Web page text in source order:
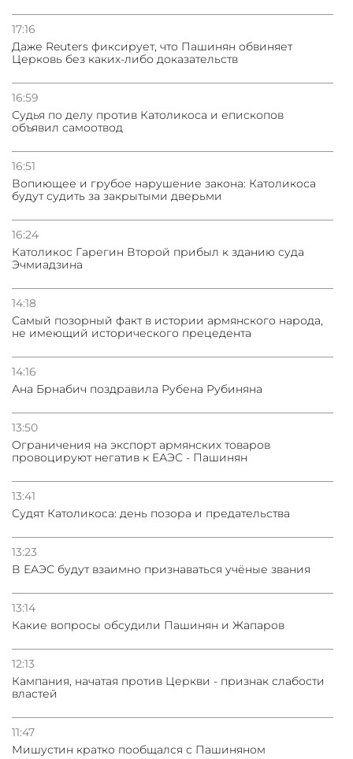
17:16
Даже Reuters фиксирует, что Пашинян обвиняет
Церковь без каких-либо доказательств
16:59
Судья по делу против Католикоса и епископов
объявил самоотвод
16:51
Вопиющее и грубое нарушение закона: Католикоса
будут судить за закрытыми дверьми
16:24
Католикос Гарегин Второй прибыл к зданию суда
Эчмиадзина
14:18
Самый позорный факт в истории армянского народа,
не имеющий исторического прецедента
14:16
Ана Брнабич поздравила Рубена Рубиняна
13:50
Oграничения на экспорт армянских товаров
провоцируют негатив к ЕАЭС - Пашинян
13:41
Судят Католикоса: день позора и предательства
13:23
В ЕАЭС будут взаимно признаваться учёные звания
13:14
Какие вопросы обсудили Пашинян и Жапаров
12:13
Кампания, начатая против Церкви - признак слабости
властей
11:47
Мишустин кратко пообщался с Пашиняном
31.07.2026
погрануправления СНБ Армении в Тбилиси